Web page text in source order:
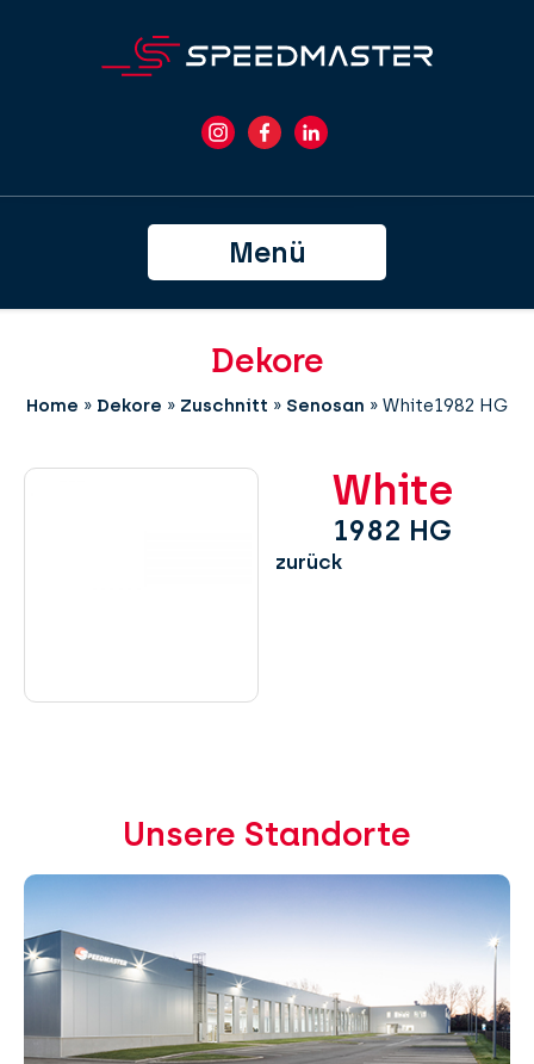
Menü
Dekore
Home » Dekore » Zuschnitt » Senosan » White1982 HG
White
1982 HG
zurück
Unsere Standorte